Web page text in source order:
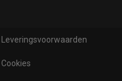
Leveringsvoorwaarden
Cookies